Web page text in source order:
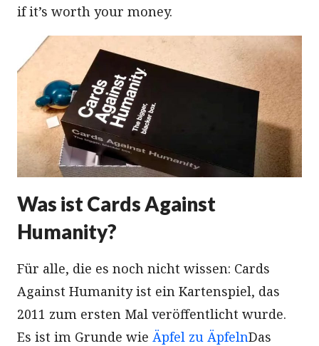
if it’s worth your money.
Was ist Cards Against
Humanity?
Für alle, die es noch nicht wissen: Cards
Against Humanity ist ein Kartenspiel, das
2011 zum ersten Mal veröffentlicht wurde.
Es ist im Grunde wie Äpfel zu ÄpfelnDas